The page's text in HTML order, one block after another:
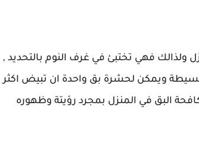
فهي تختبئ في غرف النوم بالتحديد ,
بسيطة ويمكن لحشرة بق واحدة ان تبيض اكثر
البق في المنزل بمجرد رؤيتة وظهوره